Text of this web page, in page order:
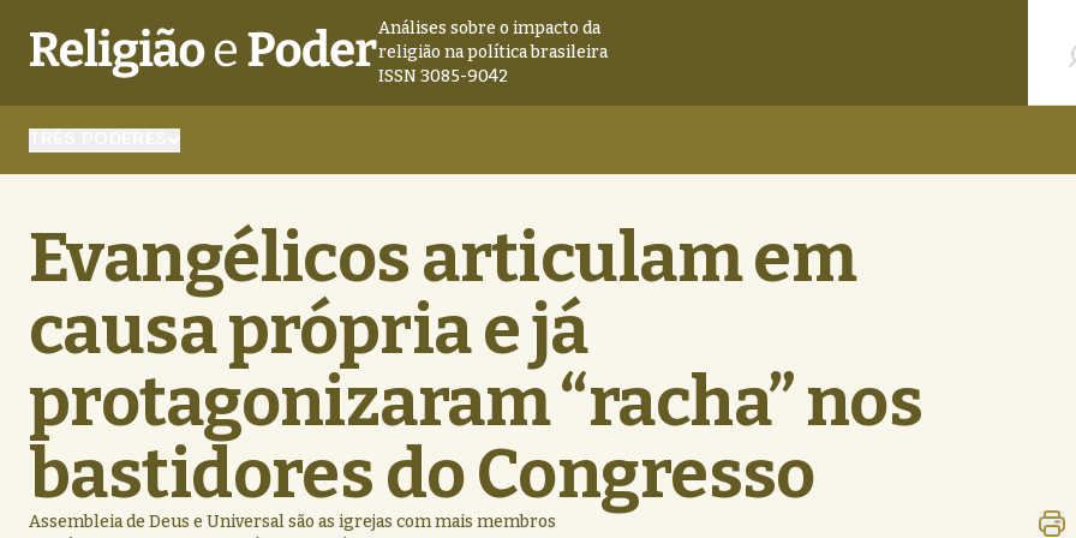
Análises sobre o impacto da
religião na política brasileira
ISSN 3085-9042
Evangélicos articulam em
causa própria e já
protagonizaram “racha” nos
bastidores do Congresso
Assembleia de Deus e Universal são as igrejas com mais membros